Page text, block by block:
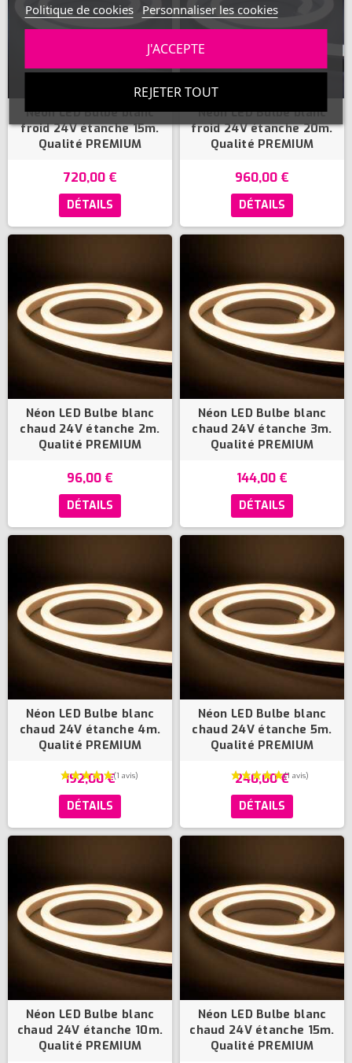
(2 avis)
Néon LED Bulbe blanc
froid 24V étanche 15m.
Qualité PREMIUM
720,00 €
DÉTAILS
Néon LED Bulbe blanc
froid 24V étanche 20m.
Qualité PREMIUM
960,00 €
DÉTAILS
Néon LED Bulbe blanc
chaud 24V étanche 2m.
Qualité PREMIUM
96,00 €
DÉTAILS
Néon LED Bulbe blanc
chaud 24V étanche 3m.
Qualité PREMIUM
144,00 €
DÉTAILS
Néon LED Bulbe blanc
chaud 24V étanche 4m.
Qualité PREMIUM
192,00 €
DÉTAILS
Néon LED Bulbe blanc
chaud 24V étanche 5m.
Qualité PREMIUM
240,00 €
DÉTAILS
Néon LED Bulbe blanc
chaud 24V étanche 10m.
Qualité PREMIUM
Néon LED Bulbe blanc
chaud 24V étanche 15m.
Qualité PREMIUM
Politique de cookies Personnaliser les cookies
REJETER TOUT
J'ACCEPTE